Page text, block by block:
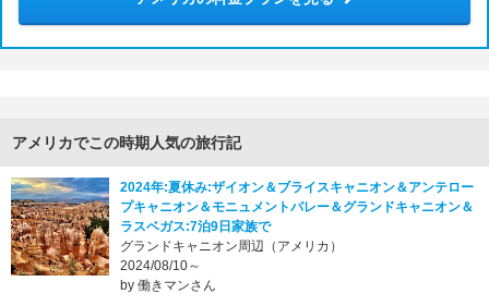
アメリカでこの時期人気の旅行記
2024年:夏休み:ザイオン＆ブライスキャニオン＆アンテロー
プキャニオン＆モニュメントバレー＆グランドキャニオン＆
ラスベガス:7泊9日家族で
グランドキャニオン周辺（アメリカ）
2024/08/10～
by 働きマンさん